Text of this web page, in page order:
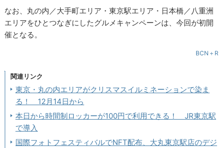
なお、丸の内／大手町エリア・東京駅エリア・日本橋／八重洲
エリアをひとつなぎにしたグルメキャンペーンは、今回が初開
催となる。
BCN＋R
関連リンク
東京・丸の内エリアがクリスマスイルミネーションで染ま
る！ 12月14日から
本日から時間制ロッカーが100円で利用できる！ JR東京駅
で導入
国際フォトフェスティバルでNFT配布、大丸東京駅店のデジ